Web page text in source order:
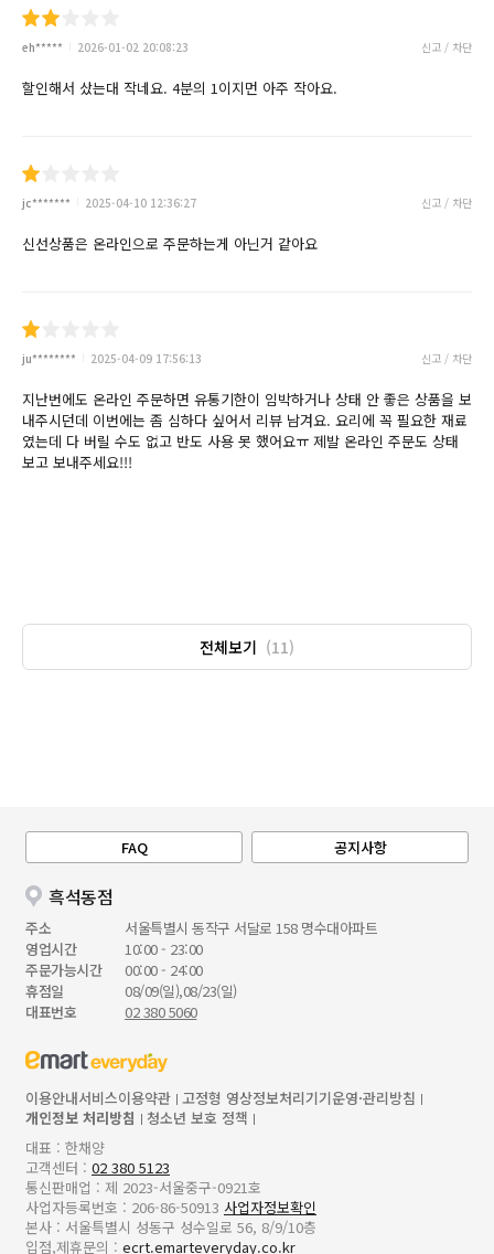
eh***** 2026-01-02 20:08:23 신고 / 차단
할인해서 샀는대 작네요. 4분의 1이지먼 아주 작아요.
jc******* 2025-04-10 12:36:27 신고 / 차단
신선상품은 온라인으로 주문하는게 아닌거 같아요
ju******** 2025-04-09 17:56:13 신고 / 차단
지난번에도 온라인 주문하면 유통기한이 임박하거나 상태 안 좋은 상품을 보
내주시던데 이번에는 좀 심하다 싶어서 리뷰 남겨요. 요리에 꼭 필요한 재료
였는데 다 버릴 수도 없고 반도 사용 못 했어요ㅠ 제발 온라인 주문도 상태
보고 보내주세요!!!
전체보기 (11)
FAQ 공지사항
흑석동점
주소
서울특별시 동작구 서달로 158 명수대아파트
영업시간
10:00 - 23:00
주문가능시간
00:00 - 24:00
휴점일
08/09(일),08/23(일)
대표번호
02 380 5060
이용안내서비스이용약관 고정형 영상정보처리기기운영·관리방침
개인정보 처리방침
청소년 보호 정책
대표 : 한채양
고객센터 : 02 380 5123
통신판매업 : 제 2023-서울중구-0921호
사업자등록번호 : 206-86-50913 사업자정보확인
본사 : 서울특별시 성동구 성수일로 56, 8/9/10층
입점,제휴문의 : ecrt.emarteveryday.co.kr